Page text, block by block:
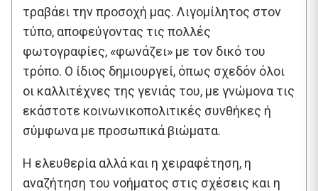
τραβάει την προσοχή μας. Λιγομίλητος στον
τύπο, αποφεύγοντας τις πολλές
φωτογραφίες, «φωνάζει» με τον δικό του
τρόπο. Ο ίδιος δημιουργεί, όπως σχεδόν όλοι
οι καλλιτέχνες της γενιάς του, με γνώμονα τις
εκάστοτε κοινωνικοπολιτικές συνθήκες ή
σύμφωνα με προσωπικά βιώματα.
Η ελευθερία αλλά και η χειραφέτηση, η
αναζήτηση του νοήματος στις σχέσεις και η